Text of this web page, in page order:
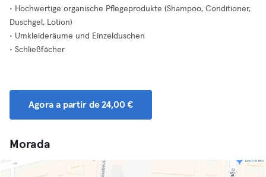
• Hochwertige organische Pflegeprodukte (Shampoo, Conditioner,
Duschgel, Lotion)
• Umkleideräume und Einzelduschen
• Schließfächer
Agora a partir de 24,00 €
Morada